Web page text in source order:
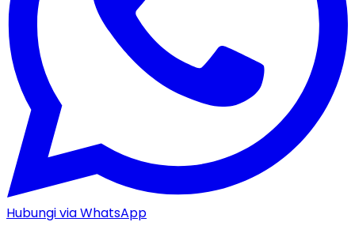
Hubungi via WhatsApp